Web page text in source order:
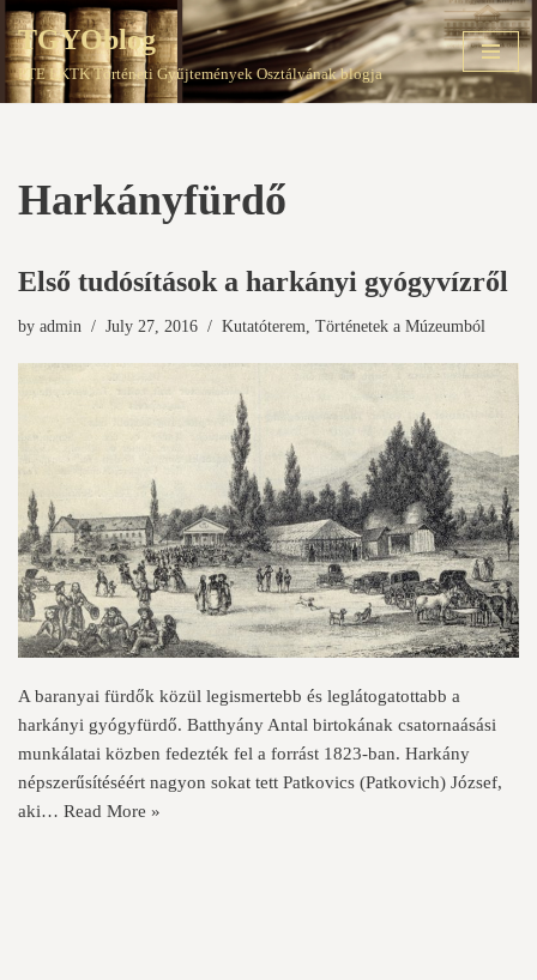
Skip
to
TGYOblog
PTE EKTK Történeti Gyűjtemények Osztályának blogja
Harkányfürdő
Első tudósítások a harkányi gyógyvízről
by admin July 27, 2016 Kutatóterem, Történetek a Múzeumból
A baranyai fürdők közül legismertebb és leglátogatottabb a
harkányi gyógyfürdő. Batthyány Antal birtokának csatornaásási
munkálatai közben fedezték fel a forrást 1823-ban. Harkány
népszerűsítéséért nagyon sokat tett Patkovics (Patkovich) József,
aki… Read More »